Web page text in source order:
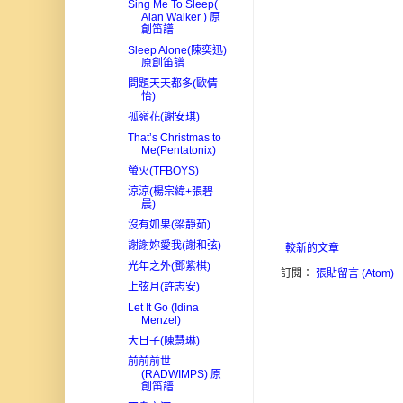
較新的文章
訂閱： 張貼留言 (Atom)
Sing Me To Sleep(
Alan Walker ) 原
創笛譜
Sleep Alone(陳奕迅)
原創笛譜
問題天天都多(歐倩
怡)
孤嶺花(謝安琪)
That’s Christmas to
Me(Pentatonix)
螢火(TFBOYS)
涼涼(楊宗緯+張碧
晨)
沒有如果(梁靜茹)
謝謝妳愛我(謝和弦)
光年之外(鄧紫棋)
上弦月(許志安)
Let It Go (Idina
Menzel)
大日子(陳慧琳)
前前前世
(RADWIMPS) 原
創笛譜